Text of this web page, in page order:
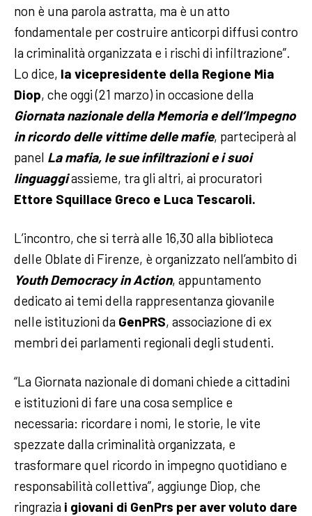
non è una parola astratta, ma è un atto
fondamentale per costruire anticorpi diffusi contro
la criminalità organizzata e i rischi di infiltrazione”.
Lo dice, la vicepresidente della Regione Mia
Diop, che oggi (21 marzo) in occasione della
Giornata nazionale della Memoria e dell’Impegno
in ricordo delle vittime delle mafie, parteciperà al
panel La mafia, le sue infiltrazioni e i suoi
linguaggiassieme, tra gli altri, ai procuratori
Ettore Squillace Greco e Luca Tescaroli.
L’incontro, che si terrà alle 16,30 alla biblioteca
delle Oblate di Firenze, è organizzato nell’ambito di
Youth Democracy in Action, appuntamento
dedicato ai temi della rappresentanza giovanile
nelle istituzioni da GenPRS, associazione di ex
membri dei parlamenti regionali degli studenti.
“La Giornata nazionale di domani chiede a cittadini
e istituzioni di fare una cosa semplice e
necessaria: ricordare i nomi, le storie, le vite
spezzate dalla criminalità organizzata, e
trasformare quel ricordo in impegno quotidiano e
responsabilità collettiva”, aggiunge Diop, che
ringrazia i giovani di GenPrs per aver voluto dare